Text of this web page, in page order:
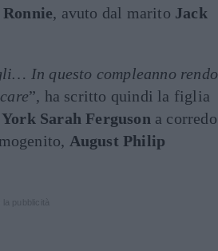
, avuto dal marito Jack
In questo compleanno rendo
”, ha scritto quindi la figlia
Sarah Ferguson a corredo
August Philip